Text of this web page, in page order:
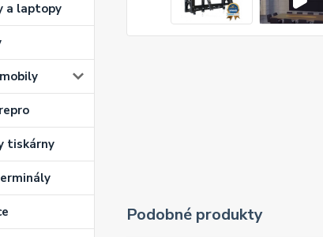
a laptopy
tiskárny
Podobné produkty